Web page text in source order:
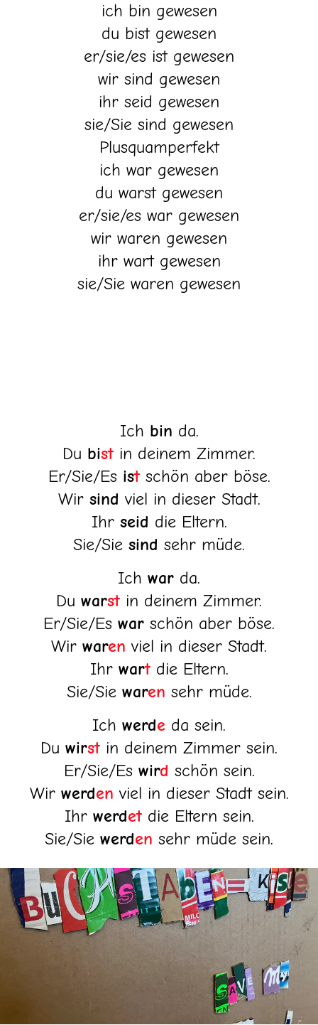
ich bin gewesen
du bist gewesen
er/sie/es ist gewesen
wir sind gewesen
ihr seid gewesen
sie/Sie sind gewesen
Plusquamperfekt
ich war gewesen
du warst gewesen
er/sie/es war gewesen
wir waren gewesen
ihr wart gewesen
sie/Sie waren gewesen
Ich bin da.
Du bist in deinem Zimmer.
Er/Sie/Es istschön aber böse.
Wir sind viel in dieser Stadt.
Ihr seid die Eltern.
Sie/Sie sind sehr müde.
Ich war da.
Du warst in deinem Zimmer.
Er/Sie/Es war schön aber böse.
Wir waren viel in dieser Stadt.
Ihr wartdie Eltern.
Sie/Sie waren sehr müde.
Ich werde da sein.
Du wirst in deinem Zimmer sein.
Er/Sie/Es wird schön sein.
Wir werden viel in dieser Stadt sein.
Ihr werdetdie Eltern sein.
Sie/Sie werden sehr müde sein.